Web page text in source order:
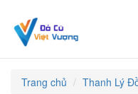
Trang chủ
Thanh Lý